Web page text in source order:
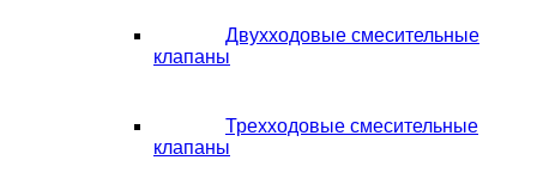
Двухходовые смесительные
клапаны
Трехходовые смесительные
клапаны